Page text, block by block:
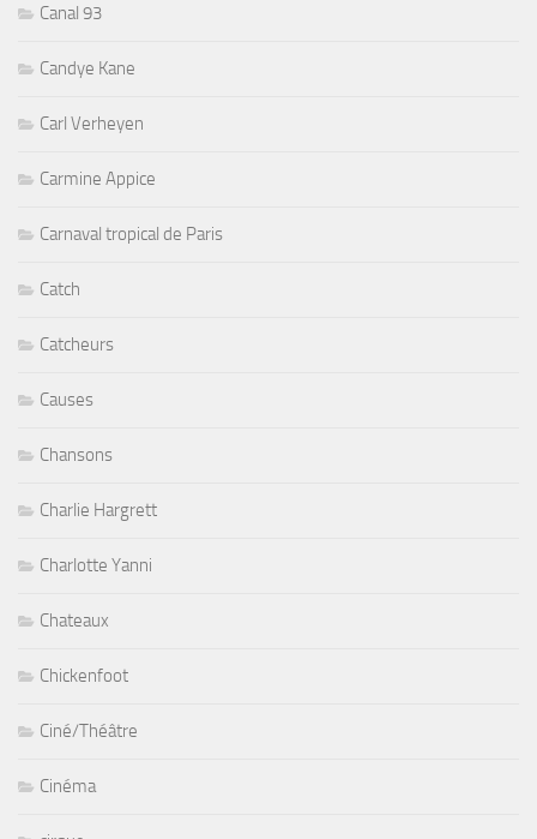
Canal 93
Candye Kane
Carl Verheyen
Carmine Appice
Carnaval tropical de Paris
Catch
Catcheurs
Causes
Chansons
Charlie Hargrett
Charlotte Yanni
Chateaux
Chickenfoot
Ciné/Théâtre
Cinéma